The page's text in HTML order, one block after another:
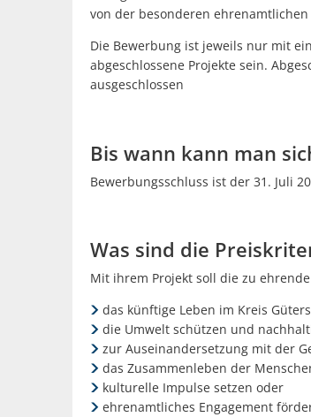
von der besonderen
Die Bewerbung ist jeweils nur mit
abgeschlossene Projekte sein.
ausgeschlossen
Bis wann kann man
Bewerbungsschluss ist der 31. Juli
Was sind die
Mit ihrem Projekt soll die zu
das künftige Leben im Kreis
die Umwelt schützen und
zur Auseinandersetzung mit der
das Zusammenleben der
kulturelle Impulse setzen oder
ehrenamtliches Engagement